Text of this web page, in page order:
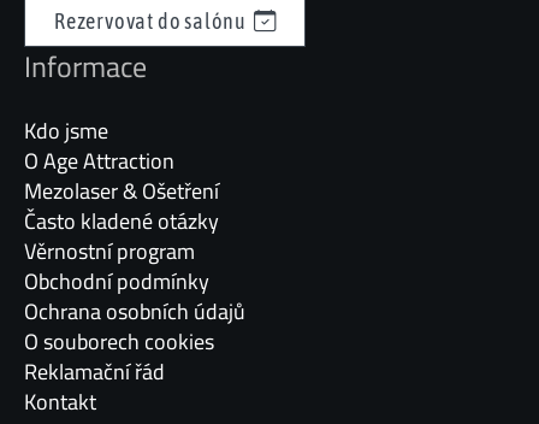
Rezervovat do salónu
Informace
Kdo jsme
O Age Attraction
Mezolaser & Ošetření
Často kladené otázky
Věrnostní program
Obchodní podmínky
Ochrana osobních údajů
O souborech cookies
Reklamační řád
Kontakt